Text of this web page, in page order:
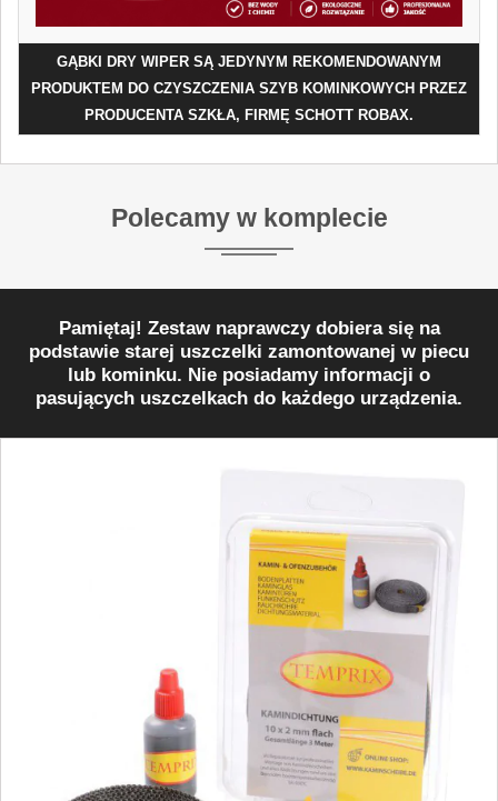
GĄBKI DRY WIPER SĄ JEDYNYM REKOMENDOWANYM
PRODUKTEM DO CZYSZCZENIA SZYB KOMINKOWYCH PRZEZ
PRODUCENTA SZKŁA, FIRMĘ SCHOTT ROBAX.
Polecamy w komplecie
Pamiętaj! Zestaw naprawczy dobiera się na
podstawie starej uszczelki zamontowanej w piecu
lub kominku. Nie posiadamy informacji o
pasujących uszczelkach do każdego urządzenia.